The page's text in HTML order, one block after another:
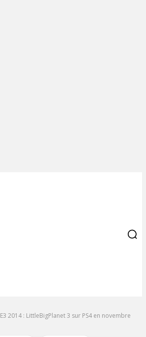
E3 2014 : LittleBigPlanet 3 sur PS4 en novembre